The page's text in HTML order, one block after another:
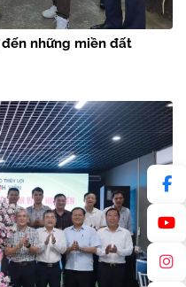
những miền đất